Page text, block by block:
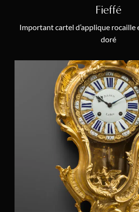
Fieffé
Important cartel d’applique rocaille
doré